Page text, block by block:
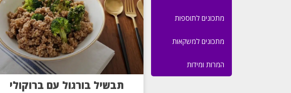
מתכונים לתוספות
מתכונים למשקאות
המרות ומידות
תבשיל בורגול עם ברוקולי